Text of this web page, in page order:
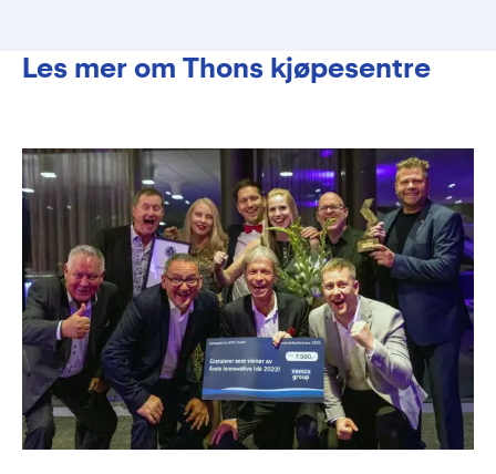
Les mer om Thons kjøpesentre